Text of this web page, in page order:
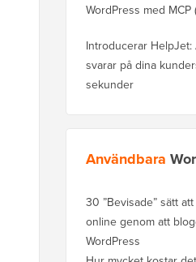
WordPress med
Introducerar HelpJet:
svarar på dina
sekunder
Användbara
30 ”Bevisade” sätt
online genom att
WordPress